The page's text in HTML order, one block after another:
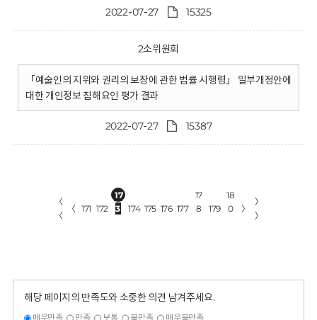
2022-07-27 15325
2소위원회
「예술인의 지위와 권리의 보장에 관한 법률 시행령」 일부개정안에
대한 개인정보 침해요인 평가 결과
2022-07-27 15387
〈
〈
〈 171 172
17
3
174 175 176 177
17
8
179
18
0
〉
〉
〉
해당 페이지의 만족도와 소중한 의견 남겨주세요.
매우만족 만족 보통 불만족 매우불만족